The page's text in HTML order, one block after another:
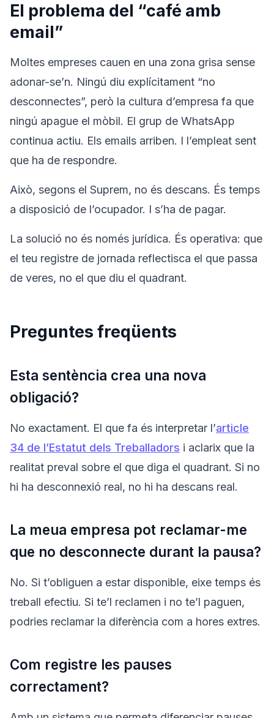
El problema del “café amb
email”
Moltes empreses cauen en una zona grisa sense
adonar-se’n. Ningú diu explícitament “no
desconnectes”, però la cultura d’empresa fa que
ningú apague el mòbil. El grup de WhatsApp
continua actiu. Els emails arriben. I l’empleat sent
que ha de respondre.
Això, segons el Suprem, no és descans. És temps
a disposició de l’ocupador. I s’ha de pagar.
La solució no és només jurídica. És operativa: que
el teu registre de jornada reflectisca el que passa
de veres, no el que diu el quadrant.
Preguntes freqüents
Esta sentència crea una nova
obligació?
No exactament. El que fa és interpretar l’article
34 de l’Estatut dels Treballadors i aclarix que la
realitat preval sobre el que diga el quadrant. Si no
hi ha desconnexió real, no hi ha descans real.
La meua empresa pot reclamar-me
que no desconnecte durant la pausa?
No. Si t’obliguen a estar disponible, eixe temps és
treball efectiu. Si te’l reclamen i no te’l paguen,
podries reclamar la diferència com a hores extres.
Com registre les pauses
correctament?